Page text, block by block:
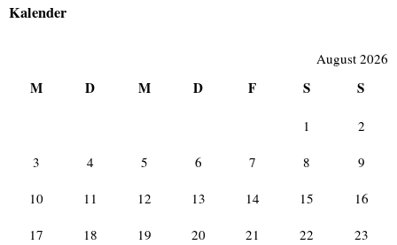
Kalender
August 2026
M D M D F S S
1 2
3 4 5 6 7 8 9
10 11 12 13 14 15 16
17 18 19 20 21 22 23